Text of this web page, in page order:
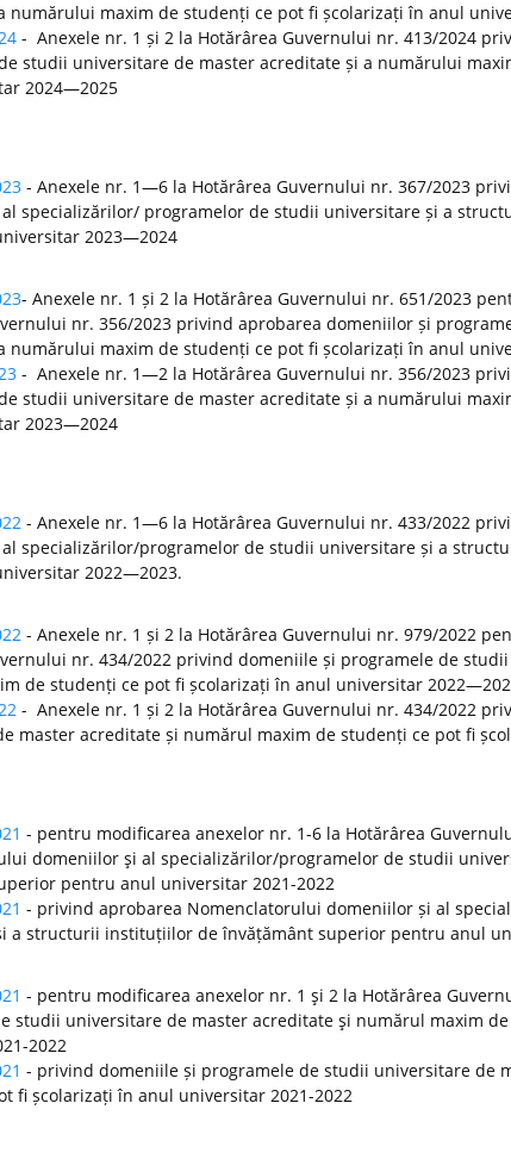
numărului maxim de studenți ce pot fi școlarizați în anul
- Anexele nr. 1 și 2 la Hotărârea Guvernului nr. 413/2024
studii universitare de master acreditate și a numărului
2024—2025
- Anexele nr. 1—6 la Hotărârea Guvernului nr. 367/2023
specializărilor/ programelor de studii universitare și a
2023—2024
- Anexele nr. 1 și 2 la Hotărârea Guvernului nr. 651/2023
nr. 356/2023 privind aprobarea domeniilor și
numărului maxim de studenți ce pot fi școlarizați în anul
- Anexele nr. 1—2 la Hotărârea Guvernului nr. 356/2023
studii universitare de master acreditate și a numărului
2023—2024
- Anexele nr. 1—6 la Hotărârea Guvernului nr. 433/2022
specializărilor/programelor de studii universitare și a
2022—2023.
- Anexele nr. 1 și 2 la Hotărârea Guvernului nr. 979/2022
nr. 434/2022 privind domeniile și programele de
de studenți ce pot fi școlarizați în anul universitar
- Anexele nr. 1 și 2 la Hotărârea Guvernului nr. 434/2022
master acreditate și numărul maxim de studenți ce pot fi
- pentru modificarea anexelor nr. 1-6 la Hotărârea
domeniilor şi al specializărilor/programelor de studii
pentru anul universitar 2021-2022
- privind aprobarea Nomenclatorului domeniilor și al
a structurii instituțiilor de învățământ superior pentru anul
- pentru modificarea anexelor nr. 1 şi 2 la Hotărârea
studii universitare de master acreditate şi numărul maxim
2022
- privind domeniile și programele de studii universitare de
fi școlarizați în anul universitar 2021-2022